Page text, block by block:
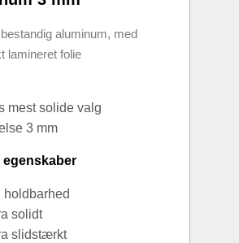
aluminum, med
lamineret folie
mest solide valg
3 mm
holdbarhed
solidt
slidstærkt